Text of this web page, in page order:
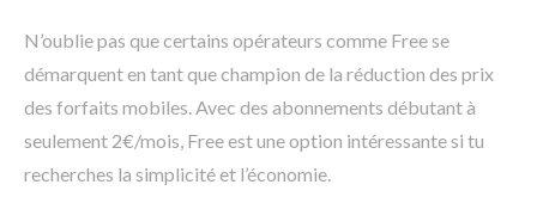
N’oublie pas que certains opérateurs comme Free se
démarquent en tant que champion de la réduction des prix
des forfaits mobiles. Avec des abonnements débutant à
seulement 2€/mois, Free est une option intéressante si tu
recherches la simplicité et l’économie.